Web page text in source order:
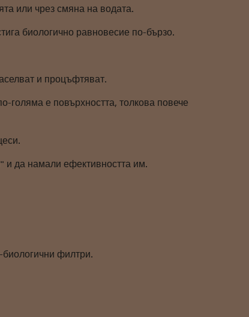
или чрез смяна на водата.
биологично равновесие по-бързо.
и процъфтяват.
голяма е повърхността, толкова повече
и да намали ефективността им.
филтри.